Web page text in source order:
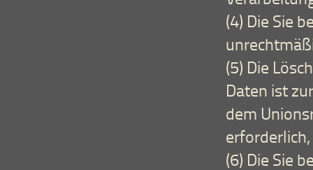
(4) Die Sie
(5) Die
Daten ist
dem
(6) Die Sie